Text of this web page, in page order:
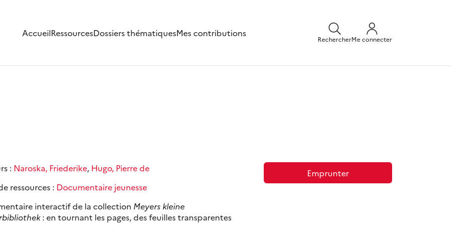
AccueilRessourcesDossiers thématiquesMes contributions
RechercherMe connecter
: Naroska, Friederike, Hugo, Pierre de
ressources : Documentaire jeunesse
interactif de la collection Meyers kleine
: en tournant les pages, des feuilles transparentes
Emprunter